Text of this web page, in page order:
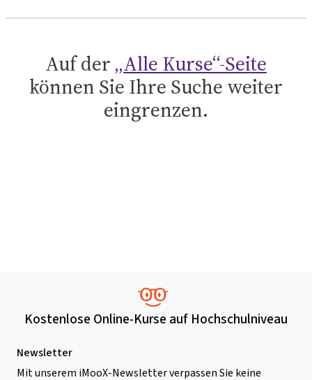
Auf der „Alle Kurse“-Seite
können Sie Ihre Suche weiter
eingrenzen.
Kostenlose Online-Kurse auf Hochschulniveau
Newsletter
Mit unserem iMooX-Newsletter verpassen Sie keine